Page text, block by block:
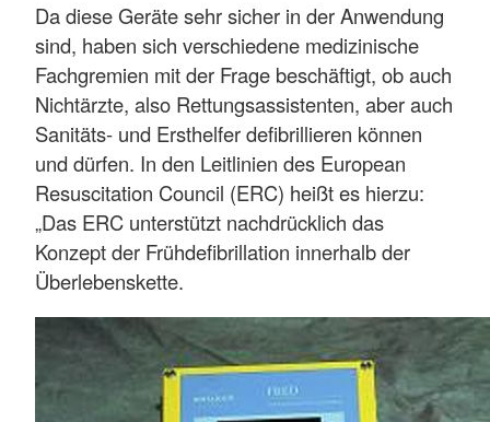
Da diese Geräte sehr sicher in der Anwendung
sind, haben sich verschiedene medizinische
Fachgremien mit der Frage beschäftigt, ob auch
Nichtärzte, also Rettungsassistenten, aber auch
Sanitäts- und Ersthelfer defibrillieren können
und dürfen. In den Leitlinien des European
Resuscitation Council (ERC) heißt es hierzu:
„Das ERC unterstützt nachdrücklich das
Konzept der Frühdefibrillation innerhalb der
Überlebenskette.